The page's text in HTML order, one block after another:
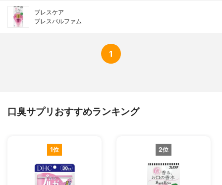
ブレスケア
ブレスパルファム
1
口臭サプリおすすめランキング
1位 2位